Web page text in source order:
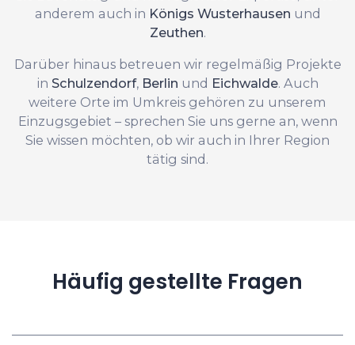
anderem auch in Königs Wusterhausen und
Zeuthen.
Darüber hinaus betreuen wir regelmäßig Projekte
in Schulzendorf, Berlin und Eichwalde. Auch
weitere Orte im Umkreis gehören zu unserem
Einzugsgebiet – sprechen Sie uns gerne an, wenn
Sie wissen möchten, ob wir auch in Ihrer Region
tätig sind.
Häufig gestellte Fragen